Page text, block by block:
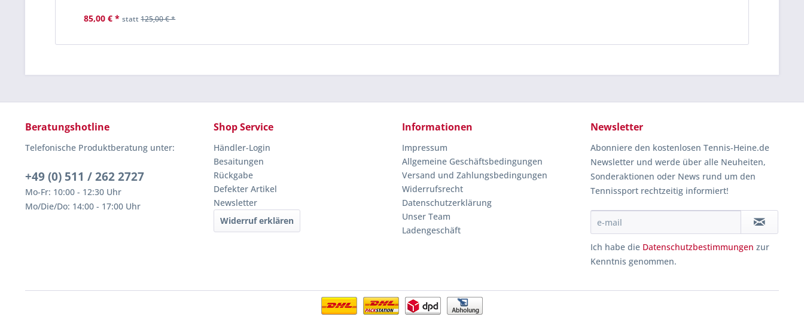
85,00 € * statt125,00 € *
Beratungshotline
Telefonische Produktberatung unter:
+49 (0) 511 / 262 2727
Mo-Fr: 10:00 - 12:30 Uhr
Mo/Die/Do: 14:00 - 17:00 Uhr
Shop Service
Händler-Login
Besaitungen
Rückgabe
Defekter Artikel
Newsletter
Widerruf erklären
Informationen
Impressum
Allgemeine Geschäftsbedingungen
Versand und Zahlungsbedingungen
Widerrufsrecht
Datenschutzerklärung
Unser Team
Ladengeschäft
Newsletter
Abonniere den kostenlosen Tennis-Heine.de
Newsletter und werde über alle Neuheiten,
Sonderaktionen oder News rund um den
Tennissport rechtzeitig informiert!
Ich habe die Datenschutzbestimmungen zur
Kenntnis genommen.